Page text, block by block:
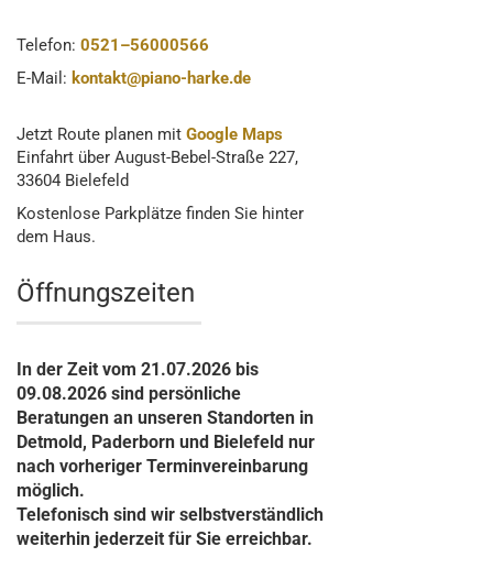
Telefon: 0521–56000566
E-Mail: kontakt@piano-harke.de
Jetzt Route planen mit Google Maps
Einfahrt über August-Bebel-Straße 227,
33604 Bielefeld
Kostenlose Parkplätze finden Sie hinter
dem Haus.
Öffnungszeiten
In der Zeit vom 21.07.2026 bis
09.08.2026 sind persönliche
Beratungen an unseren Standorten in
Detmold, Paderborn und Bielefeld nur
nach vorheriger Terminvereinbarung
möglich.
Telefonisch sind wir selbstverständlich
weiterhin jederzeit für Sie erreichbar.